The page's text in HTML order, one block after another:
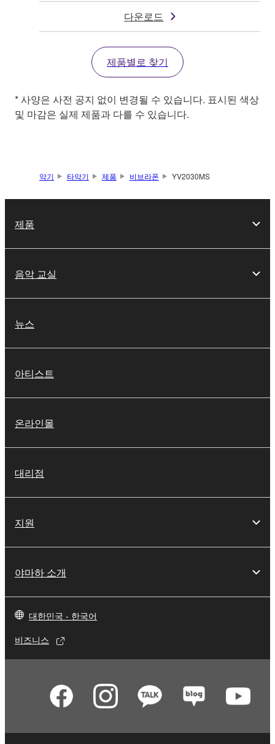
다운로드
제품별로 찾기
* 사양은 사전 공지 없이 변경될 수 있습니다. 표시된 색상
및 마감은 실제 제품과 다를 수 있습니다.
악기 타악기 제품 비브라폰 YV2030MS
제품
음악 교실
뉴스
아티스트
온라인몰
대리점
지원
야마하 소개
대한민국 - 한국어
비즈니스